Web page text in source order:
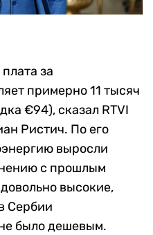
за
примерно 11 тысяч
€94), сказал RTVI
Ристич. По его
выросли
с прошлым
высокие,
Сербии
было дешевым.